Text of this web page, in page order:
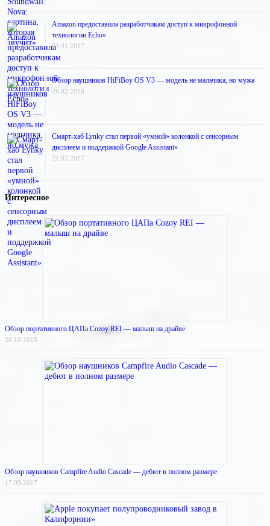
Amazon предоставила разработчикам доступ к микрофонной
технологии Echo»
03.01.2017
Обзор наушников HiFiBoy OS V3 — модель не мальчика, но мужа
26.02.2018
Смарт-хаб Lynky стал первой «умной» колонкой с сенсорным
дисплеем и поддержкой Google Assistant»
22.02.2017
Интересное
Обзор портативного ЦАПа Cozoy REI — малыш на драйве
26.10.2015
Обзор наушников Campfire Audio Cascade — дебют в полном размере
17.09.2017